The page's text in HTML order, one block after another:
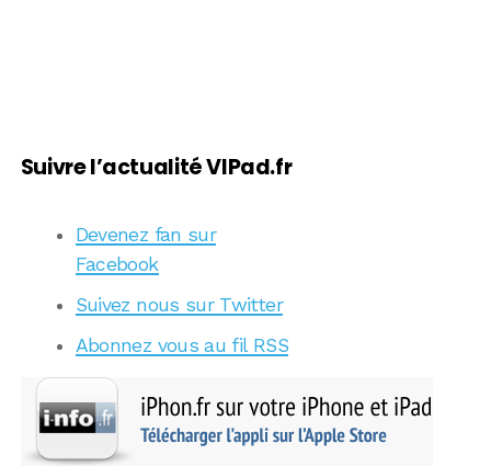
Suivre l’actualité VIPad.fr
Devenez fan sur
Facebook
Suivez nous sur Twitter
Abonnez vous au fil RSS